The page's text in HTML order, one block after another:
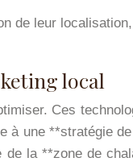
de leur
local
Ces
à une **stratégie
la **zone de